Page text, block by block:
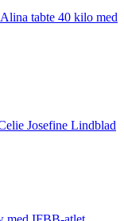
tabte 40 kilo med
Josefine Lindblad